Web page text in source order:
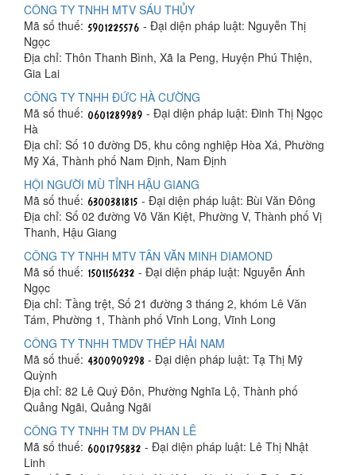
CÔNG TY TNHH MTV SÁU THỦY
Mã số thuế:
- Đại diện pháp luật: Nguyễn Thị
Ngọc
Địa chỉ: Thôn Thanh Bình, Xã Ia Peng, Huyện Phú Thiện,
Gia Lai
CÔNG TY TNHH ĐỨC HÀ CƯỜNG
Mã số thuế:
- Đại diện pháp luật: Đinh Thị Ngọc
Hà
Địa chỉ: Số 10 đường D5, khu công nghiệp Hòa Xá, Phường
Mỹ Xá, Thành phố Nam Định, Nam Định
HỘI NGƯỜI MÙ TỈNH HẬU GIANG
Mã số thuế:
- Đại diện pháp luật: Bùi Văn Đông
Địa chỉ: Số 02 đường Võ Văn Kiệt, Phường V, Thành phố Vị
Thanh, Hậu Giang
CÔNG TY TNHH MTV TÂN VĂN MINH DIAMOND
Mã số thuế:
- Đại diện pháp luật: Nguyễn Ánh
Ngọc
Địa chỉ: Tầng trệt, Số 21 đường 3 tháng 2, khóm Lê Văn
Tám, Phường 1, Thành phố Vĩnh Long, Vĩnh Long
CÔNG TY TNHH TMDV THÉP HẢI NAM
Mã số thuế:
- Đại diện pháp luật: Tạ Thị Mỹ
Quỳnh
Địa chỉ: 82 Lê Quý Đôn, Phường Nghĩa Lộ, Thành phố
Quảng Ngãi, Quảng Ngãi
CÔNG TY TNHH TM DV PHAN LÊ
Mã số thuế:
- Đại diện pháp luật: Lê Thị Nhật
Linh